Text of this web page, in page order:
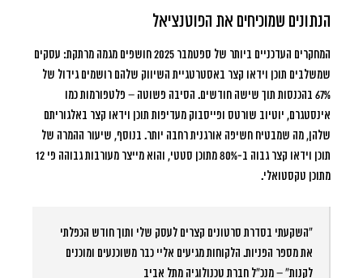
הנתונים שמוכיחים את הפוטנציאל
המחקרים העדכניים ביותר של ספטמבר 2025 חושפים מגמה מרתקת: עסקים
שמשלבים תוכן וידאו קצר באסטרטגיית השיווק שלהם רושמים גידול של
67% בהכנסות תוך שישה חודשים
. הסיבה פשוטה – פלטפורמות כמו
אינסטגרם, יוטיוב שורטס ופייסבוק מעדיפות תוכן וידאו קצר באלגוריתם
שלהן, מה שמבטיח חשיפה אורגנית רחבה יותר. בנוסף, שיעור ההמרה של
תוכן וידאו קצר גבוה ב-80% מתוכן סטטי, והוא מייצר מעורבות גבוהה פי 12
מתוכן טקסטואלי.
“השקעתי בסדרת סרטונים קצרים לעסק שלי ותוך חודש הכפלתי
את מספר הפניות. הלקוחות מגיעים אליי כבר משוכנעים ומוכנים
לקנות” – מנכ”ל חברת טכנולוגיה מתל אביב